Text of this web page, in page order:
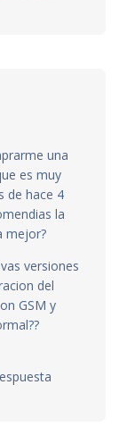
una
es muy
de hace 4
la
mejor?
versiones
del
GSM y